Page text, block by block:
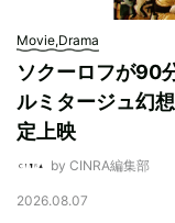
Movie,Drama
ソクーロフが90
ルミタージュ幻
定上映
by CINRA編集部
2026.08.07